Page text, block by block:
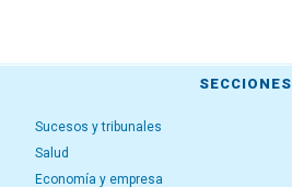
SECCIONES
Sucesos y tribunales
Salud
Economía y empresa